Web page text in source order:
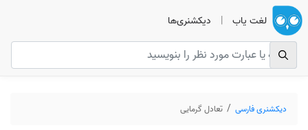
لغت یاب | دیکشنری‌ها
دیکشنری فارسی تعادل گرمایی